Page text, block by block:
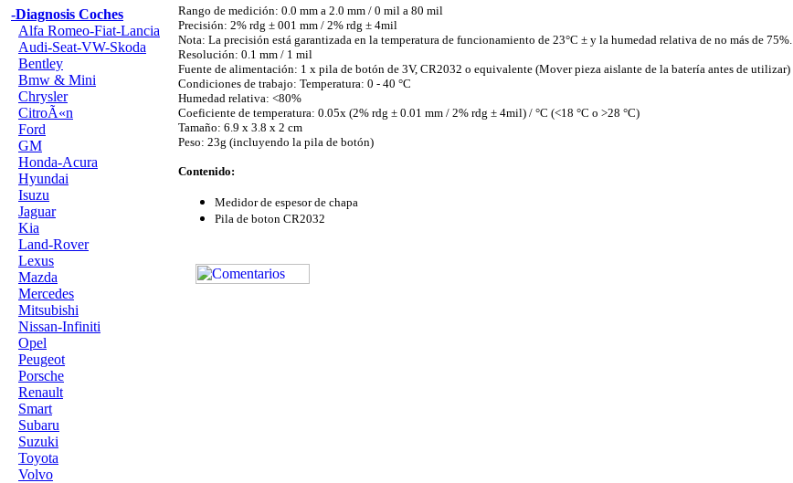
-Diagnosis Coches
Alfa Romeo-Fiat-Lancia
Audi-Seat-VW-Skoda
Bentley
Bmw & Mini
Chrysler
CitroÃ«n
Ford
GM
Honda-Acura
Hyundai
Isuzu
Jaguar
Kia
Land-Rover
Lexus
Mazda
Mercedes
Mitsubishi
Nissan-Infiniti
Opel
Peugeot
Porsche
Renault
Smart
Subaru
Suzuki
Toyota
Volvo
Rango de medición: 0.0 mm a 2.0 mm / 0 mil a 80 mil
Precisión: 2% rdg ± 001 mm / 2% rdg ± 4mil
Nota: La precisión está garantizada en la temperatura de funcionamiento de 23°C ± y la humedad relativa de no más de 75%.
Resolución: 0.1 mm / 1 mil
Fuente de alimentación: 1 x pila de botón de 3V, CR2032 o equivalente (Mover pieza aislante de la batería antes de utilizar)
Condiciones de trabajo: Temperatura: 0 - 40 °C
Humedad relativa: <80%
Coeficiente de temperatura: 0.05x (2% rdg ± 0.01 mm / 2% rdg ± 4mil) / °C (<18 °C o >28 °C)
Tamaño: 6.9 x 3.8 x 2 cm
Peso: 23g (incluyendo la pila de botón)
Contenido:
Medidor de espesor de chapa
Pila de boton CR2032